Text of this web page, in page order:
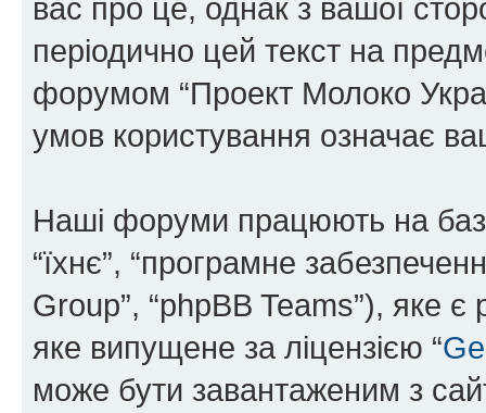
вас про це, однак з вашої
періодично цей текст на
форумом “Проект Молоко
умов користування означає
Наші форуми працюють на
“їхнє”, “програмне
Group”, “phpBB Teams”), яке
яке випущене за ліцензією “
може бути завантаженим з